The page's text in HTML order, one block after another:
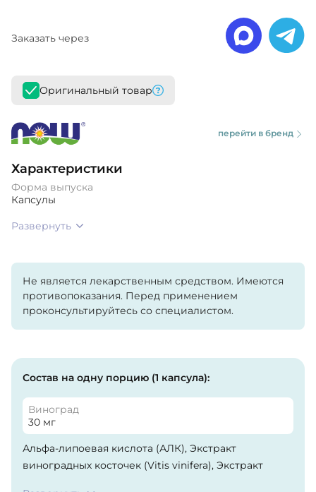
Заказать через
Оригинальный товар
перейти в бренд
Характеристики
Форма выпуска
Капсулы
Развернуть
Не является лекарственным средством. Имеются
противопоказания. Перед применением
проконсультируйтесь со специалистом.
Состав на одну порцию (1 капсула):
Виноград
30 мг
Альфа-липоевая кислота (АЛК), Экстракт
виноградных косточек (Vitis vinifera), Экстракт